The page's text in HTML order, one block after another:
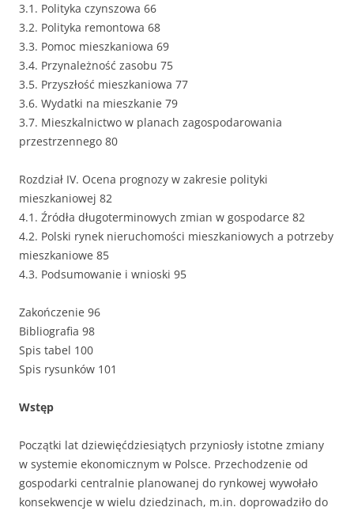
3.1. Polityka czynszowa 66
3.2. Polityka remontowa 68
3.3. Pomoc mieszkaniowa 69
3.4. Przynależność zasobu 75
3.5. Przyszłość mieszkaniowa 77
3.6. Wydatki na mieszkanie 79
3.7. Mieszkalnictwo w planach zagospodarowania
przestrzennego 80
Rozdział IV. Ocena prognozy w zakresie polityki
mieszkaniowej 82
4.1. Źródła długoterminowych zmian w gospodarce 82
4.2. Polski rynek nieruchomości mieszkaniowych a potrzeby
mieszkaniowe 85
4.3. Podsumowanie i wnioski 95
Zakończenie 96
Bibliografia 98
Spis tabel 100
Spis rysunków 101
Wstęp
Początki lat dziewięćdziesiątych przyniosły istotne zmiany
w systemie ekonomicznym w Polsce. Przechodzenie od
gospodarki centralnie planowanej do rynkowej wywołało
konsekwencje w wielu dziedzinach, m.in. doprowadziło do